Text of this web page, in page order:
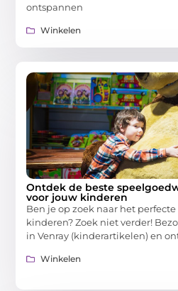
ontspannen
Winkelen
Ontdek de beste
voor jouw kinderen
Ben je op zoek naar het
kinderen? Zoek niet verder!
in Venray (kinderartikelen) en
Winkelen